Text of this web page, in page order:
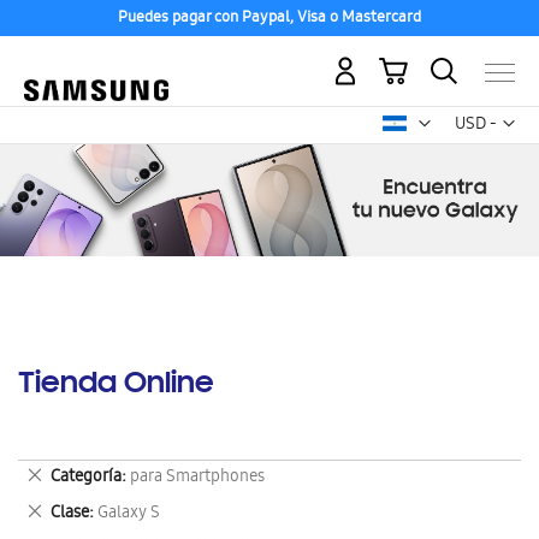
Puedes pagar con Paypal, Visa o Mastercard
USD -
dólar
Mi carrito
Tienda Online
Categoría para Smartphones
Eliminar
este
artículo
Clase Galaxy S
Eliminar